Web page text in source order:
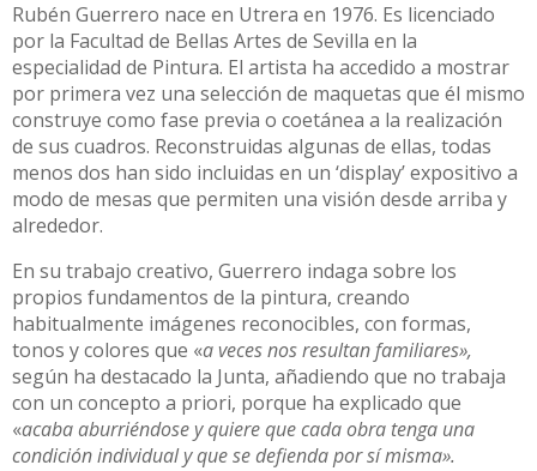
Rubén Guerrero nace en Utrera en 1976. Es licenciado
por la Facultad de Bellas Artes de Sevilla en la
especialidad de Pintura. El artista ha accedido a mostrar
por primera vez una selección de maquetas que él mismo
construye como fase previa o coetánea a la realización
de sus cuadros. Reconstruidas algunas de ellas, todas
menos dos han sido incluidas en un ‘display’ expositivo a
modo de mesas que permiten una visión desde arriba y
alrededor.
En su trabajo creativo, Guerrero indaga sobre los
propios fundamentos de la pintura, creando
habitualmente imágenes reconocibles, con formas,
tonos y colores que «a veces nos resultan familiares»,
según ha destacado la Junta, añadiendo que no trabaja
con un concepto a priori, porque ha explicado que
«acaba aburriéndose y quiere que cada obra tenga una
condición individual y que se defienda por sí misma».